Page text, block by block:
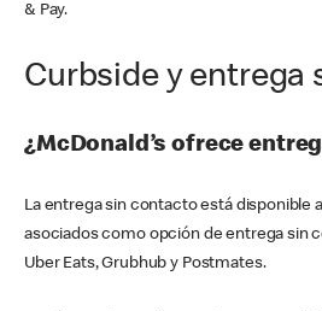
& Pay.
Curbside y entrega
¿McDonald’s ofrece
La entrega sin contacto está disponible
asociados como opción de entrega sin
Uber Eats, Grubhub y Postmates.